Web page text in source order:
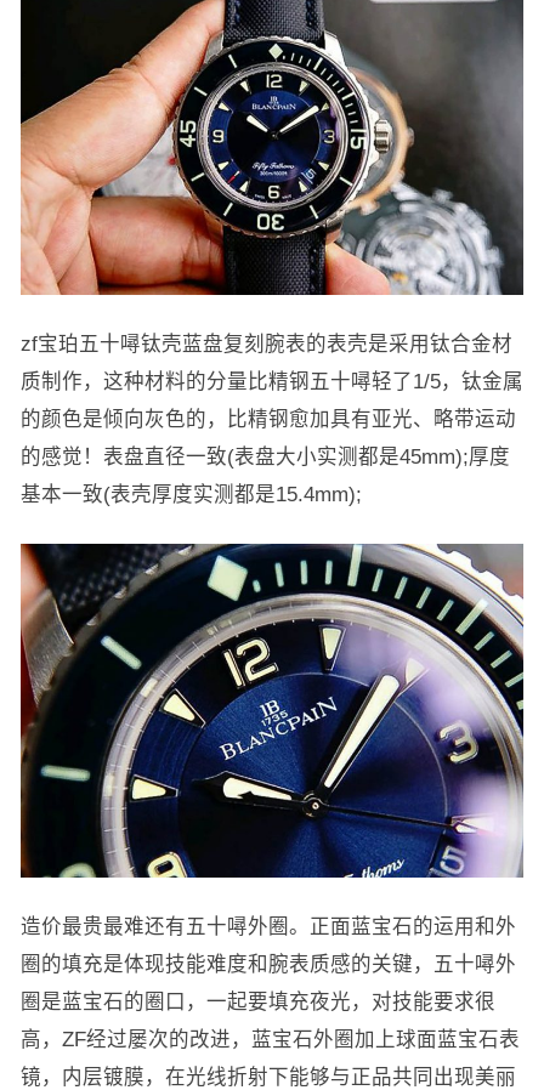
zf宝珀五十噚钛壳蓝盘复刻腕表的表壳是采用钛合金材
质制作，这种材料的分量比精钢五十噚轻了1/5，钛金属
的颜色是倾向灰色的，比精钢愈加具有亚光、略带运动
的感觉！表盘直径一致(表盘大小实测都是45mm);厚度
基本一致(表壳厚度实测都是15.4mm);
造价最贵最难还有五十噚外圈。正面蓝宝石的运用和外
圈的填充是体现技能难度和腕表质感的关键，五十噚外
圈是蓝宝石的圈口，一起要填充夜光，对技能要求很
高，ZF经过屡次的改进，蓝宝石外圈加上球面蓝宝石表
镜，内层镀膜，在光线折射下能够与正品共同出现美丽